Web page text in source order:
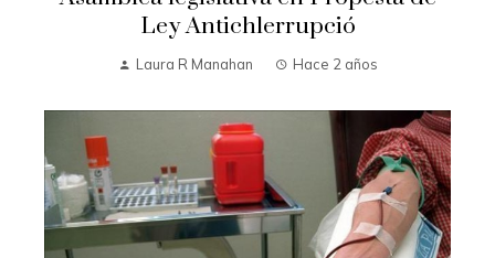
Ley Antichlerrupció
Laura R Manahan Hace 2 años